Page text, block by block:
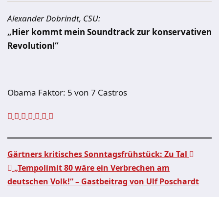
Alexander Dobrindt, CSU:
„Hier kommt mein Soundtrack zur konservativen
Revolution!“
Obama Faktor: 5 von 7 Castros
Beitragsnavigation
Gärtners kritisches Sonntagsfrühstück: Zu Tal
„Tempolimit 80 wäre ein Verbrechen am
deutschen Volk!“ – Gastbeitrag von Ulf Poschardt